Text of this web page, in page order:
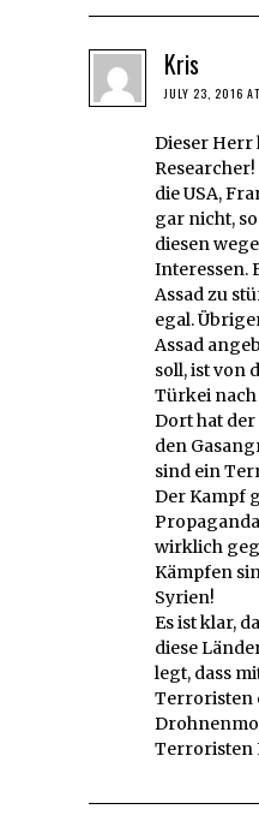
Kris
JULY 23, 2016
Dieser Herr
die USA,
gar nicht,
diesen
Interessen.
Assad zu
egal.
Assad
soll, ist von
Türkei
Dort hat der
den
sind ein
Der Kampf
wirklich
Kämpfen
Syrien!
Es ist klar,
diese
legt, dass
Terroristen
Terroristen